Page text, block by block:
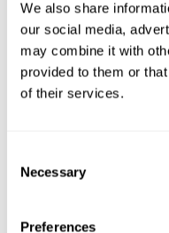
We also share
our social media,
may combine it with
provided to them or
of their services.
Selection
Necessary
Preferences
07.05.2026
міжнародну